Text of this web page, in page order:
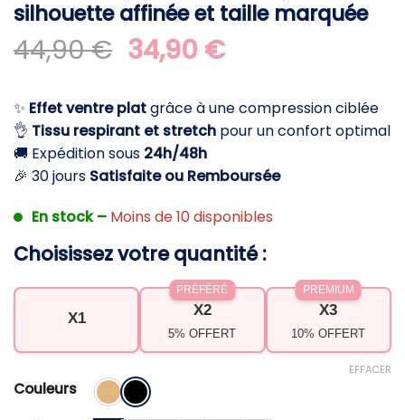
silhouette affinée et taille marquée
44,90€ Le
prix
initial
était :
44,90 €.
34,90 €Le
actuel
est :
✨ Effet ventre platgrâce à une compression ciblée
👌 Tissu respirant et stretch pour un confort optimal
🚚 Expédition sous 24h/48h
🎉 30 jours Satisfaite ou Remboursée
En stock – Moins de 10 disponibles
Choisissez votre quantité :
X1 X2
5% OFFERT
PRÉFÉRÉ
X3
10% OFFERT
PREMIUM
Couleurs
EFFACER